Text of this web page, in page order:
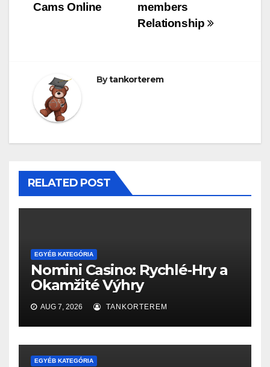
members
Relationship
Cams Online
Bytankorterem
RELATED POST
EGYÉB KATEGÓRIA
Nomini Casino: Rychlé‑Hry a
Okamžité Výhry
AUG 7, 2026 TANKORTEREM
EGYÉB KATEGÓRIA